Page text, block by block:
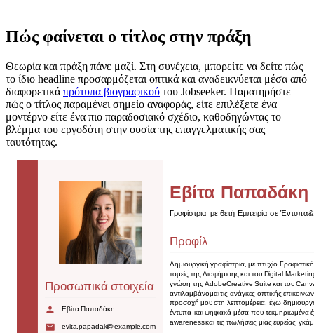
Πώς φαίνεται ο τίτλος στην πράξη
Θεωρία και πράξη πάνε μαζί. Στη συνέχεια, μπορείτε να δείτε πώς
το ίδιο headline προσαρμόζεται οπτικά και αναδεικνύεται μέσα από
διαφορετικά πρότυπα βιογραφικού του Jobseeker. Παρατηρήστε
πώς ο τίτλος παραμένει σημείο αναφοράς, είτε επιλέξετε ένα
μοντέρνο είτε ένα πιο παραδοσιακό σχέδιο, καθοδηγώντας το
βλέμμα του εργοδότη στην ουσία της επαγγελματικής σας
ταυτότητας.